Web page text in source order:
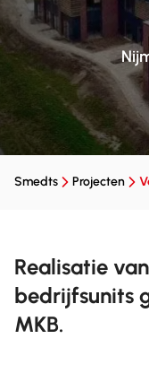
Smedts Projecten
Realisatie
bedrijfsunits
MKB.